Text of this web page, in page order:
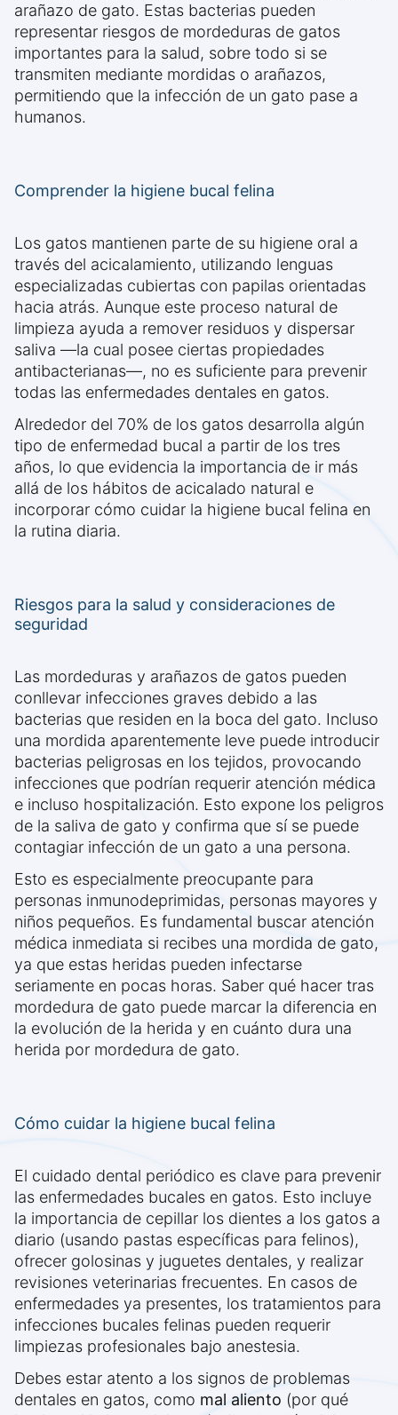
arañazo de gato. Estas bacterias pueden
representar riesgos de mordeduras de gatos
importantes para la salud, sobre todo si se
transmiten mediante mordidas o arañazos,
permitiendo que la infección de un gato pase a
humanos.
Comprender la higiene bucal felina
Los gatos mantienen parte de su higiene oral a
través del acicalamiento, utilizando lenguas
especializadas cubiertas con papilas orientadas
hacia atrás. Aunque este proceso natural de
limpieza ayuda a remover residuos y dispersar
saliva —la cual posee ciertas propiedades
antibacterianas—, no es suficiente para prevenir
todas las enfermedades dentales en gatos.
Alrededor del 70% de los gatos desarrolla algún
tipo de enfermedad bucal a partir de los tres
años, lo que evidencia la importancia de ir más
allá de los hábitos de acicalado natural e
incorporar cómo cuidar la higiene bucal felina en
la rutina diaria.
Riesgos para la salud y consideraciones de
seguridad
Las mordeduras y arañazos de gatos pueden
conllevar infecciones graves debido a las
bacterias que residen en la boca del gato. Incluso
una mordida aparentemente leve puede introducir
bacterias peligrosas en los tejidos, provocando
infecciones que podrían requerir atención médica
e incluso hospitalización. Esto expone los peligros
de la saliva de gato y confirma que sí se puede
contagiar infección de un gato a una persona.
Esto es especialmente preocupante para
personas inmunodeprimidas, personas mayores y
niños pequeños. Es fundamental buscar atención
médica inmediata si recibes una mordida de gato,
ya que estas heridas pueden infectarse
seriamente en pocas horas. Saber qué hacer tras
mordedura de gato puede marcar la diferencia en
la evolución de la herida y en cuánto dura una
herida por mordedura de gato.
Cómo cuidar la higiene bucal felina
El cuidado dental periódico es clave para prevenir
las enfermedades bucales en gatos. Esto incluye
la importancia de cepillar los dientes a los gatos a
diario (usando pastas específicas para felinos),
ofrecer golosinas y juguetes dentales, y realizar
revisiones veterinarias frecuentes. En casos de
enfermedades ya presentes, los tratamientos para
infecciones bucales felinas pueden requerir
limpiezas profesionales bajo anestesia.
Debes estar atento a los signos de problemas
dentales en gatos, como mal aliento (por qué